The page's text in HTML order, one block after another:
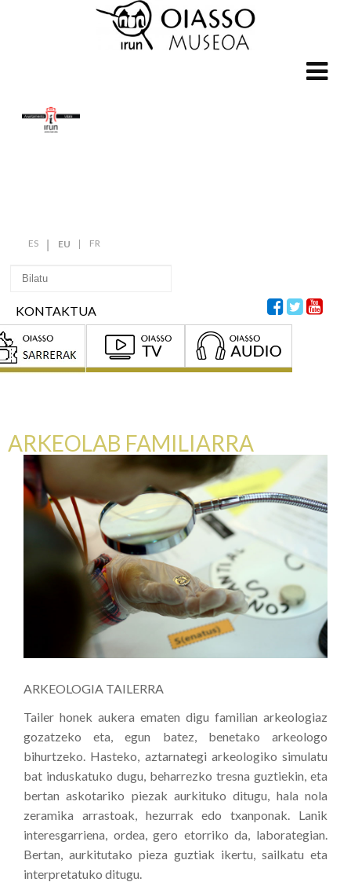
ES EU FR
KONTAKTUA
ARKEOLAB FAMILIARRA
ARKEOLOGIA TAILERRA
Tailer honek aukera ematen digu familian arkeologiaz
gozatzeko eta, egun batez, benetako arkeologo
bihurtzeko. Hasteko, aztarnategi arkeologiko simulatu
bat induskatuko dugu, beharrezko tresna guztiekin, eta
bertan askotariko piezak aurkituko ditugu, hala nola
zeramika arrastoak, hezurrak edo txanponak. Lanik
interesgarriena, ordea, gero etorriko da, laborategian.
Bertan, aurkitutako pieza guztiak ikertu, sailkatu eta
interpretatuko ditugu.